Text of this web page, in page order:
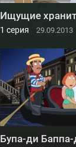
Ищущие
1 серия 29.09.2013
Бупа-ди